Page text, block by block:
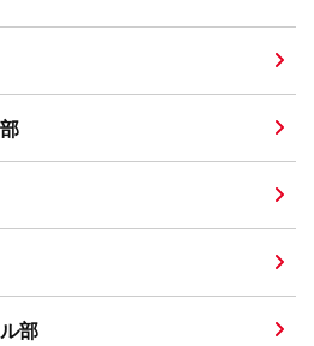
部